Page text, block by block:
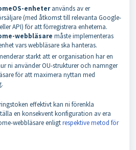
enheteranvänds av er
(med åtkomst till relevanta Google-
API) för att förregistrera enheterna.
webbläsare måste implementeras
vars webbläsare ska hanteras.
starkt att er organisation har en
ni använder OU-strukturer och namnger
för att maximera nyttan med
effektivt kan ni förenkla
en konsekvent konfiguration av era
webbläsare enligtrespektive metod för